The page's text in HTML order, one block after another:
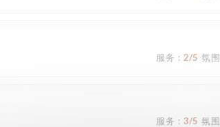
服务 : 2/5 氛围
服务 : 3/5 氛围